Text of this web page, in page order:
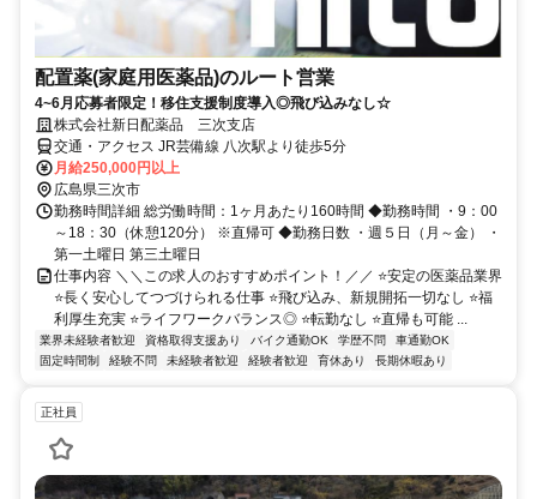
配置薬(家庭用医薬品)のルート営業
4~6月応募者限定！移住支援制度導入◎飛び込みなし☆
株式会社新日配薬品 三次支店
交通・アクセス JR芸備線 八次駅より徒歩5分
月給250,000円以上
広島県三次市
勤務時間詳細 総労働時間：1ヶ月あたり160時間 ◆勤務時間 ・9：00
～18：30（休憩120分） ※直帰可 ◆勤務日数 ・週５日（月～金） ・
第一土曜日 第三土曜日
仕事内容 ＼＼この求人のおすすめポイント！／／ ⭐安定の医薬品業界
⭐長く安心してつづけられる仕事 ⭐飛び込み、新規開拓一切なし ⭐福
利厚生充実 ⭐ライフワークバランス◎ ⭐転勤なし ⭐直帰も可能 ...
業界未経験者歓迎 資格取得支援あり バイク通勤OK 学歴不問
車通勤OK
固定時間制
経験不問 未経験者歓迎 経験者歓迎 育休あり 長期休暇あり
正社員